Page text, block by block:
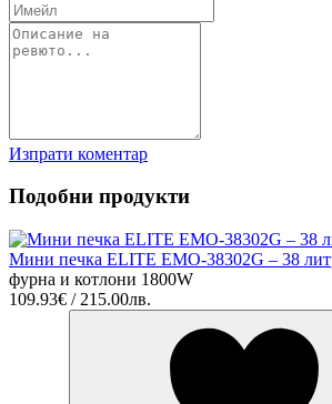
Изпрати коментар
Подобни продукти
Мини печка ELITE EMO-38302G – 38
фурна и котлони 1800W
109.93€ / 215.00лв.